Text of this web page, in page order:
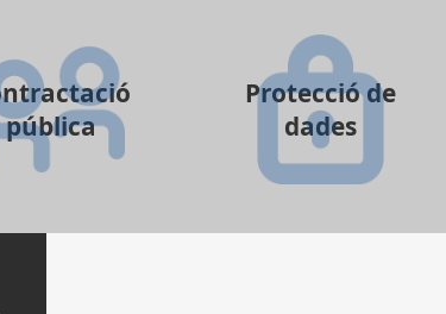
pública
Protecció de
dades